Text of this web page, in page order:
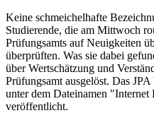
Keine schmeichelhafte
Studierende, die am Mittwoch
Prüfungsamts auf Neuigkeiten
überprüften. Was sie dabei
über Wertschätzung und
Prüfungsamt ausgelöst. Das
unter dem Dateinamen
veröffentlicht.